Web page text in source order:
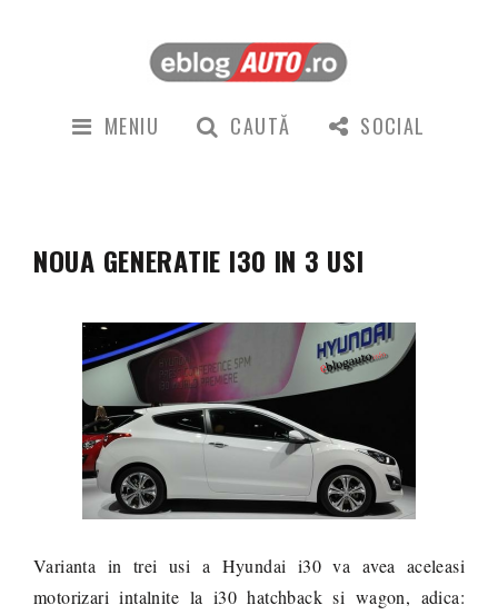
MENIU CAUTĂ SOCIAL
NOUA GENERATIE I30 IN 3 USI
Varianta in trei usi a Hyundai i30 va avea aceleasi
motorizari intalnite la i30 hatchback si wagon, adica: